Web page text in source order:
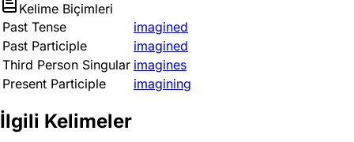
Kelime Biçimleri
Past Tense
imagined
Past Participle
imagined
Third Person Singular imagines
Present Participle
imagining
İlgili Kelimeler